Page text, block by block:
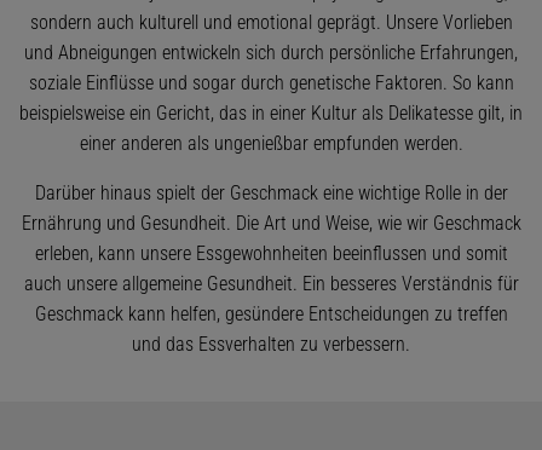
sondern auch kulturell und emotional geprägt. Unsere Vorlieben
und Abneigungen entwickeln sich durch persönliche Erfahrungen,
soziale Einflüsse und sogar durch genetische Faktoren. So kann
beispielsweise ein Gericht, das in einer Kultur als Delikatesse gilt, in
einer anderen als ungenießbar empfunden werden.
Darüber hinaus spielt der Geschmack eine wichtige Rolle in der
Ernährung und Gesundheit. Die Art und Weise, wie wir Geschmack
erleben, kann unsere Essgewohnheiten beeinflussen und somit
auch unsere allgemeine Gesundheit. Ein besseres Verständnis für
Geschmack kann helfen, gesündere Entscheidungen zu treffen
und das Essverhalten zu verbessern.